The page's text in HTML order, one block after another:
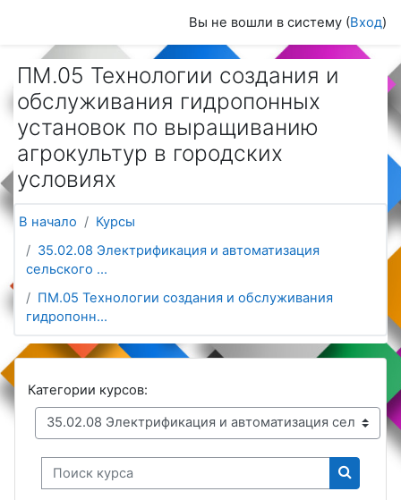
Вы не вошли в систему (Вход)
ПМ.05 Технологии создания и
обслуживания гидропонных
установок по выращиванию
агрокультур в городских
условиях
В начало
Курсы
35.02.08 Электрификация и автоматизация
сельского ...
ПМ.05 Технологии создания и обслуживания
гидропонн...
Категории курсов:
Поиск курса
Поиск